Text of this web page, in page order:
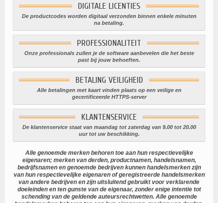
DIGITALE LICENTIES
De productcodes worden digitaal verzonden binnen enkele minuten
na betaling.
PROFESSIONALITEIT
Onze professionals zullen je de software aanbevelen die het beste
past bij jouw behoeften.
BETALING VEILIGHEID
Alle betalingen met kaart vinden plaats op een veilige en
gecertificeerde HTTPS-server
KLANTENSERVICE
De klantenservice staat van maandag tot zaterdag van 9.00 tot 20.00
uur tot uw beschikking.
Alle genoemde merken behoren toe aan hun respectievelijke
eigenaren; merken van derden, productnamen, handelsnamen,
bedrijfsnamen en genoemde bedrijven kunnen handelsmerken zijn
van hun respectievelijke eigenaren of geregistreerde handelsmerken
van andere bedrijven en zijn uitsluitend gebruikt voor verklarende
doeleinden en ten gunste van de eigenaar, zonder enige intentie tot
schending van de geldende auteursrechtwetten. Alle genoemde